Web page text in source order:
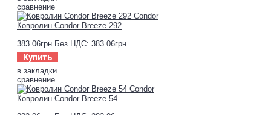
сравнение
Ковролин Condor Breeze 292
383.06грн Без НДС: 383.06грн
Купить
в закладки
сравнение
Ковролин Condor Breeze 54